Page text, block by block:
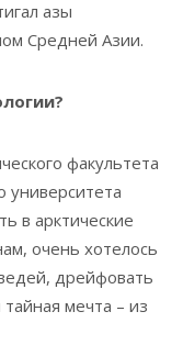
азы
Средней Азии.
факультета
университета
в арктические
очень хотелось
дрейфовать
мечта – из